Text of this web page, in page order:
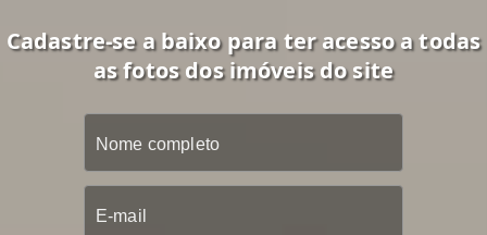
Cadastre-se a baixo para ter acesso a todas
as fotos dos imóveis do site